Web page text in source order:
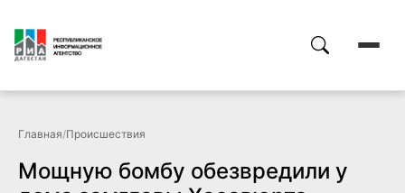
Главная/Происшествия
Мощную бомбу обезвредили у